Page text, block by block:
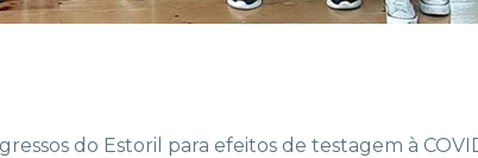
do Estoril para efeitos de testagem à